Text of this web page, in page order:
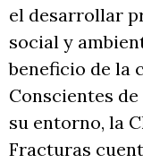
el desarrollar
social y
beneficio de la
Conscientes
su entorno, la
Fracturas